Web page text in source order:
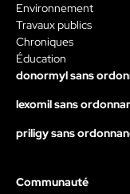
Environnement
Travaux publics
Chroniques
Éducation
donormyl sans
lexomil sans
priligy sans
Communauté